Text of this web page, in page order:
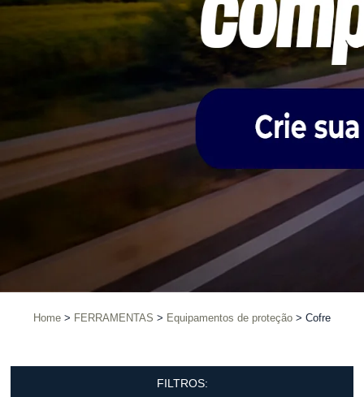
Home FERRAMENTAS Equipamentos de proteção Cofre
FILTROS: